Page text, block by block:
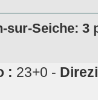
sur-Seiche: 3
: 23+0 -